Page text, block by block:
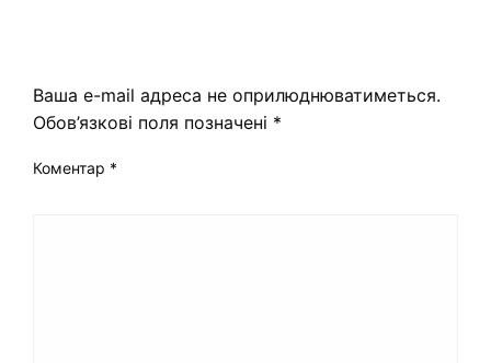
Ваша e-mail адреса не оприлюднюватиметься.
Обов’язкові поля позначені *
Коментар *